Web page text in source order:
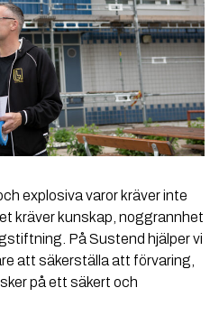
explosiva varor kräver inte
kräver kunskap, noggrannhet
På Sustend hjälper vi
att säkerställa att förvaring,
på ett säkert och